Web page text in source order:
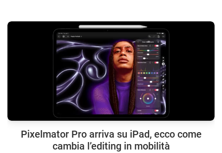
Pixelmator Pro arriva su iPad, ecco come
cambia l’editing in mobilità